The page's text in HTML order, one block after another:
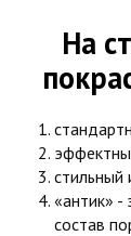
На
стильный
«антик» -
состав